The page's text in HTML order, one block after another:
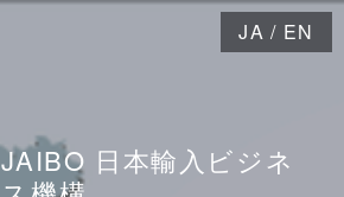
JAIBO 日本輸入ビジネ
JA / EN